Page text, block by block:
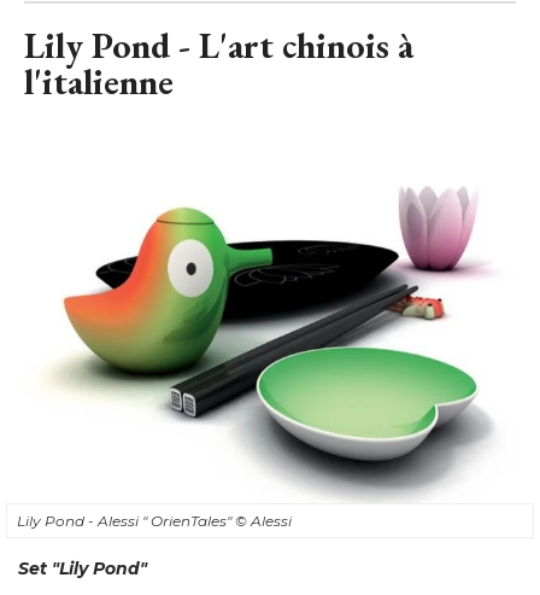
Lily Pond - L'art chinois à
l'italienne
Lily Pond - Alessi " OrienTales" © Alessi
Set "Lily Pond"